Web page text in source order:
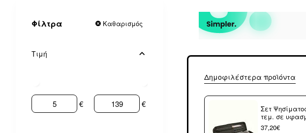
Φίλτρα Καθαρισμός
Τιμή
€ €
Δημοφιλέστερα προϊόντα
Σετ
τεμ. σε
θήκη
37,20€